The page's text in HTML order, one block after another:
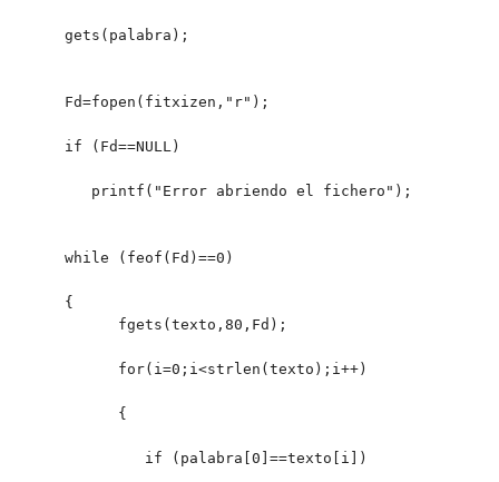
gets(palabra);
Fd=fopen(fitxizen,"r");
if (Fd==NULL)
printf("Error abriendo el fichero");
while (feof(Fd)==0)
{
fgets(texto,80,Fd);
for(i=0;i<strlen(texto);i++)
{
if (palabra[0]==texto[i])